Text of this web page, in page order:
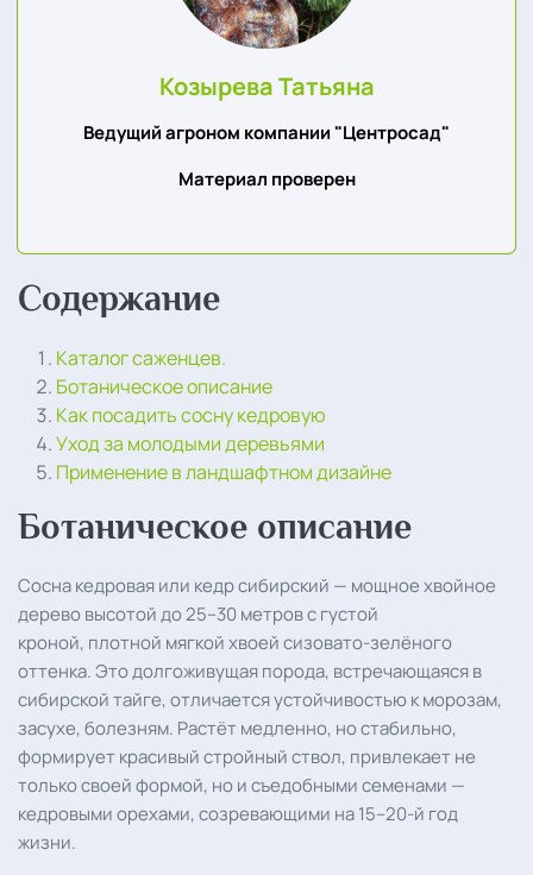
Козырева Татьяна
Ведущий агроном компании "Центросад"
Материал проверен
Содержание
Каталог саженцев.
Ботаническое описание
Как посадить сосну кедровую
Уход за молодыми деревьями
Применение в ландшафтном дизайне
Ботаническое описание
Сосна кедровая или кедр сибирский — мощное хвойное
дерево высотой до 25–30 метров с густой
кроной, плотной мягкой хвоей сизовато-зелёного
оттенка. Это долгоживущая порода, встречающаяся в
сибирской тайге, отличается устойчивостью к морозам,
засухе, болезням. Растёт медленно, но стабильно,
формирует красивый стройный ствол, привлекает не
только своей формой, но и съедобными семенами —
кедровыми орехами, созревающими на 15–20-й год
жизни.